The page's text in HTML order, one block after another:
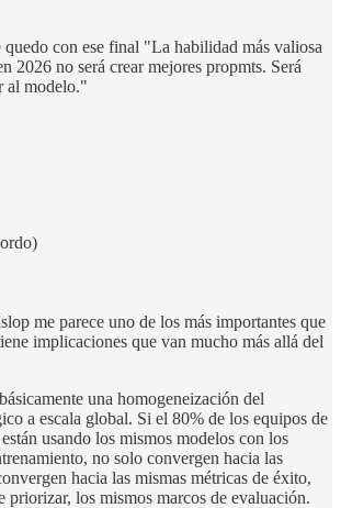
con ese final "La habilidad más valiosa
2026 no será crear mejores propmts. Será
al modelo."
me parece uno de los más importantes que
implicaciones que van mucho más allá del
una homogeneización del
a escala global. Si el 80% de los equipos de
usando los mismos modelos con los
no solo convergen hacia las
hacia las mismas métricas de éxito,
priorizar, los mismos marcos de evaluación.